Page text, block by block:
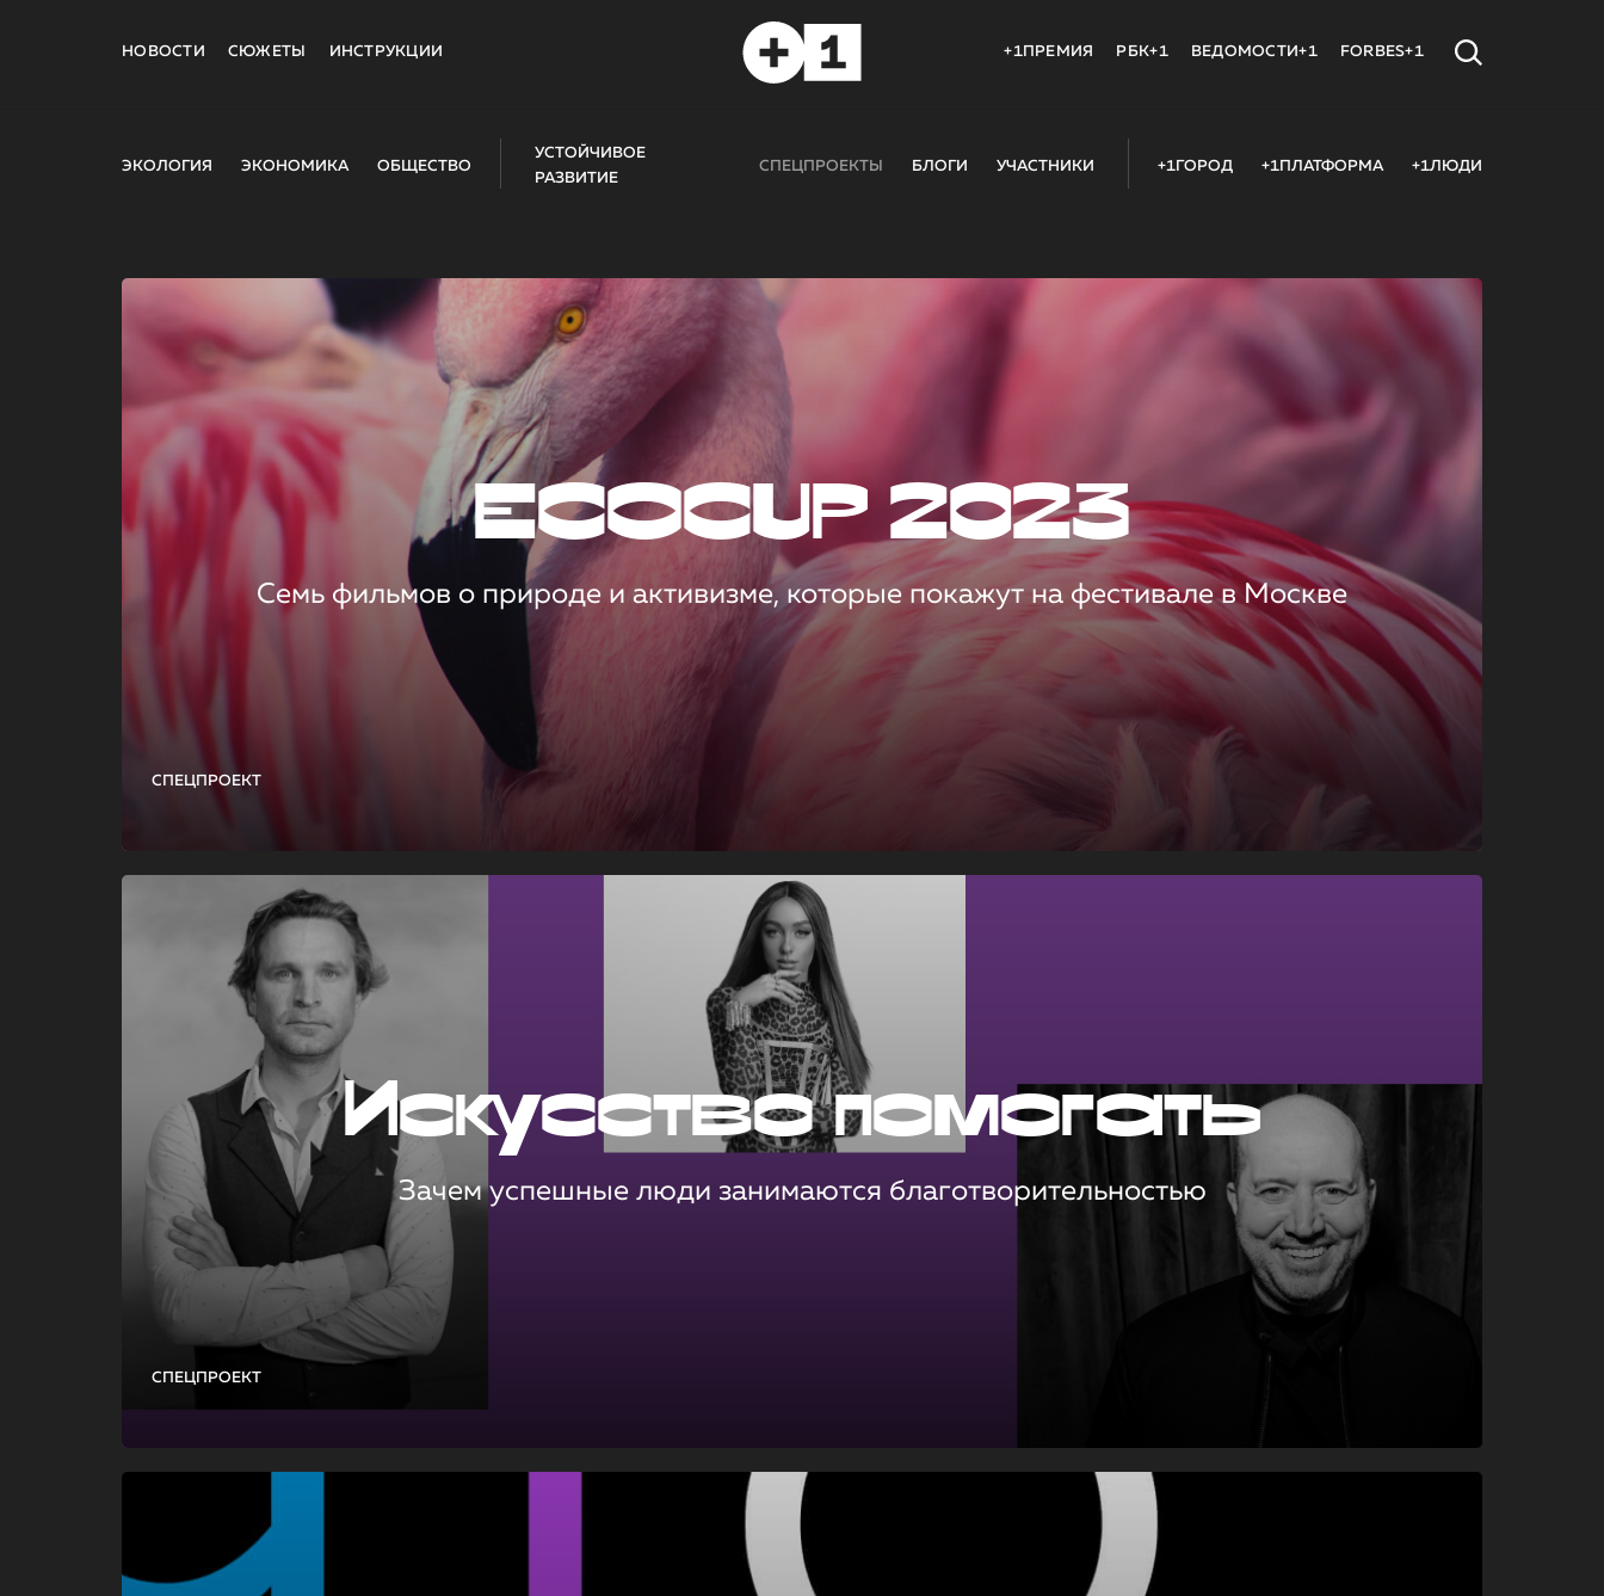
НОВОСТИ СЮЖЕТЫ ИНСТРУКЦИИ +1ПРЕМИЯ РБК+1 ВЕДОМОСТИ+1 FORBES+1
ЭКОЛОГИЯ ЭКОНОМИКА ОБЩЕСТВО
УСТОЙЧИВОЕ
РАЗВИТИЕ
СПЕЦПРОЕКТЫ БЛОГИ УЧАСТНИКИ +1ГОРОД +1ПЛАТФОРМА +1ЛЮДИ
СПЕЦПРОЕКТ
ECOCUP 2023
Семь фильмов о природе и активизме, которые покажут на фестивале в Москве
СПЕЦПРОЕКТ
Искусство помогать
Зачем успешные люди занимаются благотворительностью